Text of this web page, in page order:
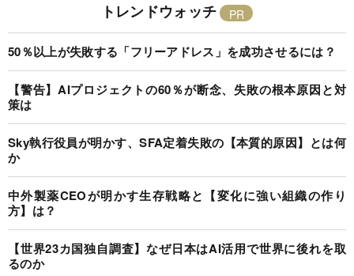
トレンドウォッチ
50％以上が失敗する「フリーアドレス」を成功させるには？
【警告】AIプロジェクトの60％が断念、失敗の根本原因と対
策は
Sky執行役員が明かす、SFA定着失敗の【本質的原因】とは何
か
中外製薬CEOが明かす生存戦略と【変化に強い組織の作り
方】は？
【世界23カ国独自調査】なぜ日本はAI活用で世界に後れを取
るのか